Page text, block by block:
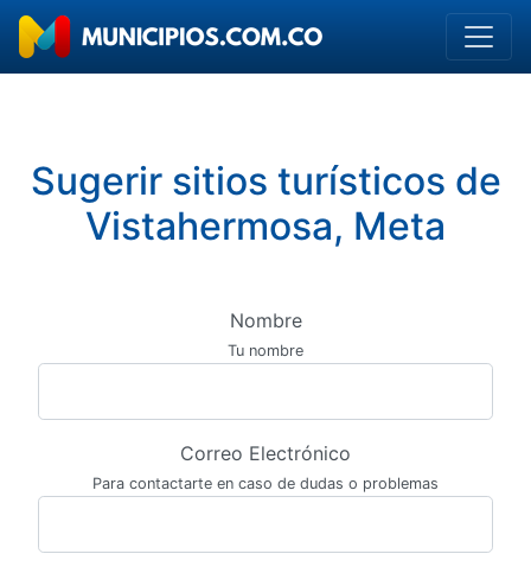
Sugerir sitios turísticos de
Vistahermosa, Meta
Nombre
Tu nombre
Correo Electrónico
Para contactarte en caso de dudas o problemas